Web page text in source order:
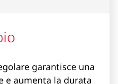
garantisce una
e aumenta la durata